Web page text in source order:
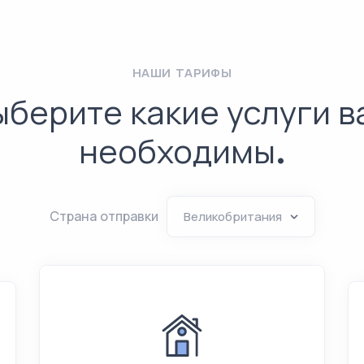
НАШИ ТАРИФЫ
какие услуги
необходимы.
Страна отправки